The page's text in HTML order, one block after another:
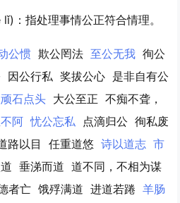
：指处理事情公正符合情理。
公惯 欺公罔法 至公无我 徇公
因公行私 奖拔公心 是非自有公
石点头 大公至正 不痴不聋，
阿 忧公忘私 点滴归公 徇私废
路以目 任重道悠 诗以道志 市
垂涕而道 道不同，不相为谋
者亡 饿殍满道 进道若踡 羊肠